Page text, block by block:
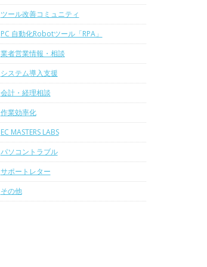
ツール改善コミュニティ
PC 自動化Robotツール「RPA」
業者営業情報・相談
システム導入支援
会計・経理相談
作業効率化
EC MASTERS LABS
パソコントラブル
サポートレター
その他